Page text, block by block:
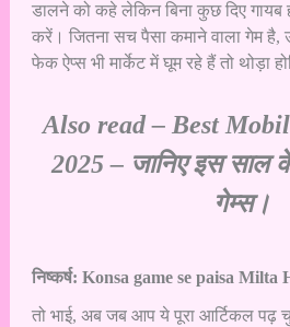
डालने को कहे लेकिन बिना कुछ दिए गायब
करें। जितना सच पैसा कमाने वाला गेम है,
फेक ऐप्स भी मार्केट में घूम रहे हैं तो थोड़ा
Also read – Best
2025 – जानिए इस साल
गेम्स।
निष्कर्ष: Konsa game se paisa Milta
तो भाई, अब जब आप ये पूरा आर्टिकल पढ़